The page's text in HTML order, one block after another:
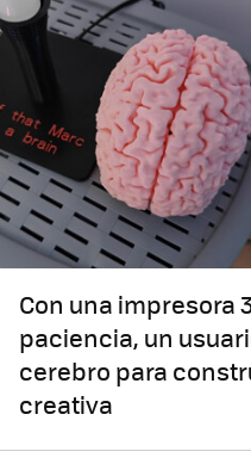
Con una impresora
paciencia, un
cerebro para
creativa